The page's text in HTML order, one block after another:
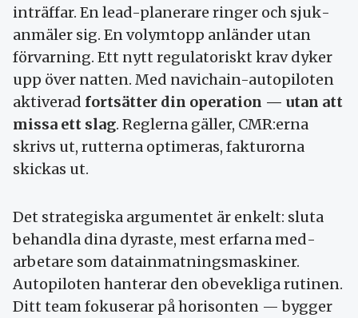
inträffar. En lead-planerare ringer och sjuk­
anmäler sig. En volym­topp anländer utan
förvarning. Ett nytt regulatoriskt krav dyker
upp över natten. Med navichain-autopiloten
aktiverad fortsätter din operation — utan att
missa ett slag. Reglerna gäller, CMR:erna
skrivs ut, rutterna optimeras, fakturorna
skickas ut.
Det strategiska argumentet är enkelt: sluta
behandla dina dyraste, mest erfarna med­
arbetare som data­inmatnings­maskiner.
Autopiloten hanterar den obe­vek­liga rutinen.
Ditt team fokuserar på hori­sonten — bygger